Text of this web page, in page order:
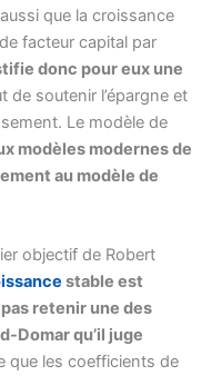
que la croissance
facteur capital par
donc pour eux une
de soutenir l’épargne et
Le modèle de
modèles modernes de
au modèle de
objectif de Robert
stable est
retenir une des
Domar qu’il juge
que les coefficients de